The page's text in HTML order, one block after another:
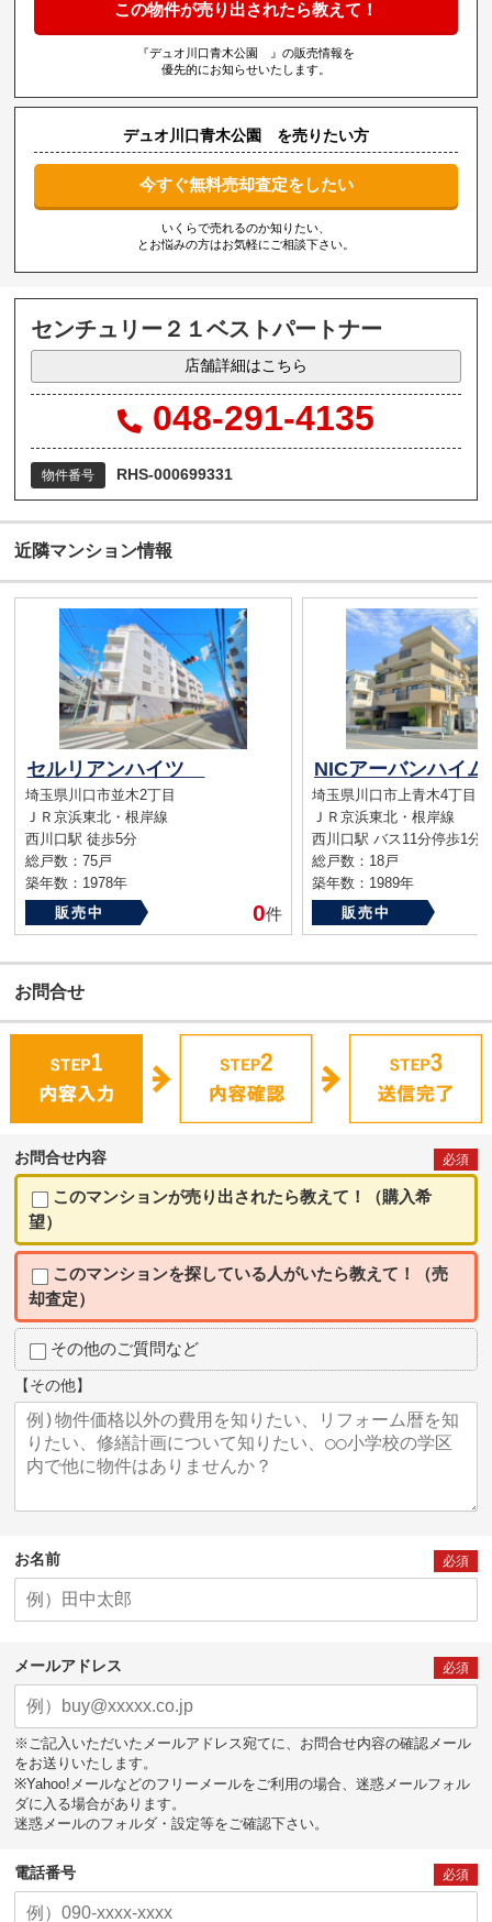
この物件が売り出されたら教えて！
『デュオ川口青木公園 』の販売情報を
優先的にお知らせいたします。
デュオ川口青木公園 を売りたい方
今すぐ無料売却査定をしたい
いくらで売れるのか知りたい、
とお悩みの方はお気軽にご相談下さい。
センチュリー２１ベストパートナー
店舗詳細はこちら
048-291-4135
物件番号 RHS-000699331
近隣マンション情報
セルリアンハイツ
埼玉県川口市並木2丁目
ＪＲ京浜東北・根岸線
西川口駅 徒歩5分
総戸数：75戸
築年数：1978年
販売中
0件
埼玉県川口市上青木4丁目
ＪＲ京浜東北・根岸線
西川口駅 バス11分停歩1分
総戸数：18戸
築年数：1989年
販売中
お問合せ
お問合せ内容 必須
このマンションが売り出されたら教えて！（購入希
望）
このマンションを探している人がいたら教えて！（売
却査定）
その他のご質問など
【その他】
お名前 必須
メールアドレス 必須
※ご記入いただいたメールアドレス宛てに、お問合せ内容の確認メール
をお送りいたします。
※Yahoo!メールなどのフリーメールをご利用の場合、迷惑メールフォル
ダに入る場合があります。
迷惑メールのフォルダ・設定等をご確認下さい。
電話番号 必須